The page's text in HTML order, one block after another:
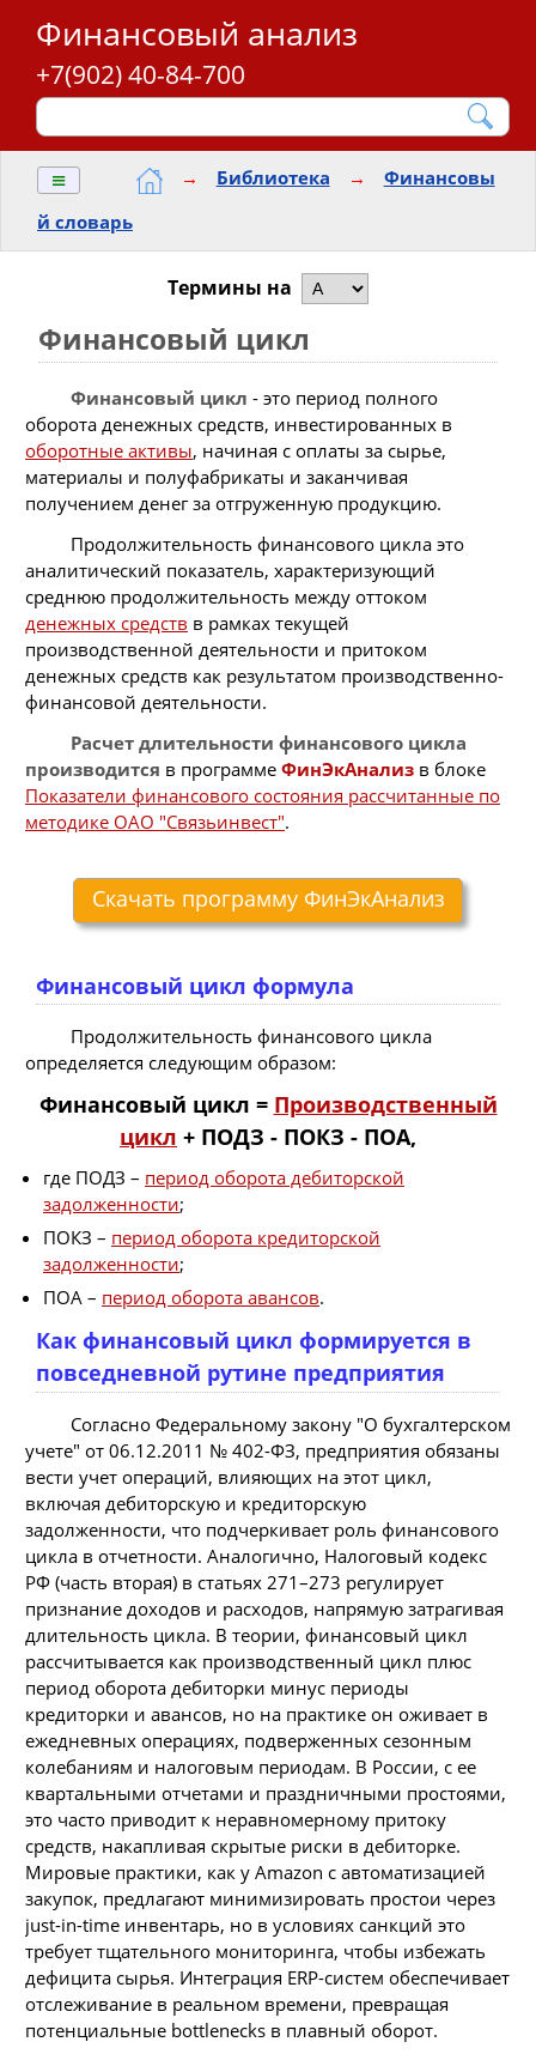
Финансовый анализ
+7(902) 40-84-700
≡ → Библиотека →
Финансовы
й словарь
Термины на
Финансовый цикл
Финансовый цикл - это период полного
оборота денежных средств, инвестированных в
оборотные активы, начиная с оплаты за сырье,
материалы и полуфабрикаты и заканчивая
получением денег за отгруженную продукцию.
Продолжительность финансового цикла это
аналитический показатель, характеризующий
среднюю продолжительность между оттоком
денежных средств в рамках текущей
производственной деятельности и притоком
денежных средств как результатом производственно-
финансовой деятельности.
Расчет длительности финансового цикла
производится в программе ФинЭкАнализ в блоке
Показатели финансового состояния рассчитанные по
методике ОАО "Связьинвест".
Скачать программу ФинЭкАнализ
Финансовый цикл формула
Продолжительность финансового цикла
определяется следующим образом:
Финансовый цикл = Производственный
цикл + ПОДЗ - ПОКЗ - ПОА,
где ПОДЗ – период оборота дебиторской
задолженности;
ПОКЗ – период оборота кредиторской
задолженности;
ПОА – период оборота авансов.
Как финансовый цикл формируется в
повседневной рутине предприятия
Согласно Федеральному закону "О бухгалтерском
учете" от 06.12.2011 № 402-ФЗ, предприятия обязаны
вести учет операций, влияющих на этот цикл,
включая дебиторскую и кредиторскую
задолженности, что подчеркивает роль финансового
цикла в отчетности. Аналогично, Налоговый кодекс
РФ (часть вторая) в статьях 271–273 регулирует
признание доходов и расходов, напрямую затрагивая
длительность цикла. В теории, финансовый цикл
рассчитывается как производственный цикл плюс
период оборота дебиторки минус периоды
кредиторки и авансов, но на практике он оживает в
ежедневных операциях, подверженных сезонным
колебаниям и налоговым периодам. В России, с ее
квартальными отчетами и праздничными простоями,
это часто приводит к неравномерному притоку
средств, накапливая скрытые риски в дебиторке.
Мировые практики, как у Amazon с автоматизацией
закупок, предлагают минимизировать простои через
just-in-time инвентарь, но в условиях санкций это
требует тщательного мониторинга, чтобы избежать
дефицита сырья. Интеграция ERP-систем обеспечивает
отслеживание в реальном времени, превращая
потенциальные bottlenecks в плавный оборот.